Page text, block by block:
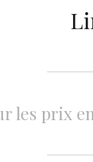
les prix